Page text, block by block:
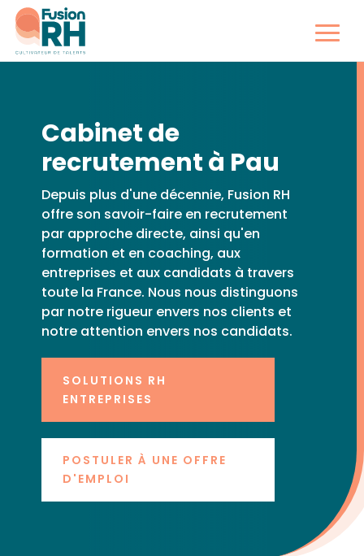
Cabinet de
recrutement à Pau
Depuis plus d'une décennie, Fusion RH
offre son savoir-faire en recrutement
par approche directe, ainsi qu'en
formation et en coaching, aux
entreprises et aux candidats à travers
toute la France. Nous nous distinguons
par notre rigueur envers nos clients et
notre attention envers nos candidats.
SOLUTIONS RH
ENTREPRISES
POSTULER À UNE OFFRE
D'EMPLOI